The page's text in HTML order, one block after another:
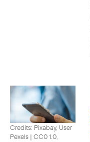
Credits: Pixabay, User
Pexels | CC0 1.0,